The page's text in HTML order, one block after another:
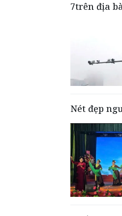
7trên địa
Nét đẹp